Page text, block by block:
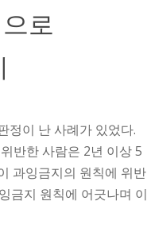
로
정이 난 사례가 있었다.
반한 사람은 2년 이상 5
과잉금지의 원칙에 위반
금지 원칙에 어긋나며 이